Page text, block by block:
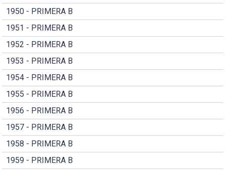
1950 - PRIMERA B
1951 - PRIMERA B
1952 - PRIMERA B
1953 - PRIMERA B
1954 - PRIMERA B
1955 - PRIMERA B
1956 - PRIMERA B
1957 - PRIMERA B
1958 - PRIMERA B
1959 - PRIMERA B